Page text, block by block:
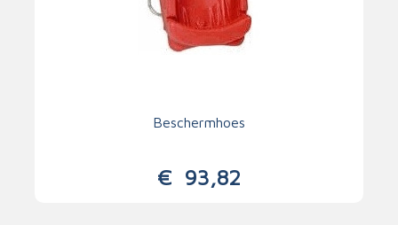
Beschermhoes
€ 93,82